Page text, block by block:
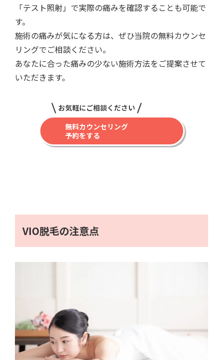
「テスト照射」で実際の痛みを確認することも可能で
す。
施術の痛みが気になる方は、ぜひ当院の無料カウンセ
リングでご相談ください。
あなたに合った痛みの少ない施術方法をご提案させて
いただきます。
お気軽にご相談ください
無料カウンセリング
予約をする
VIO脱毛の注意点